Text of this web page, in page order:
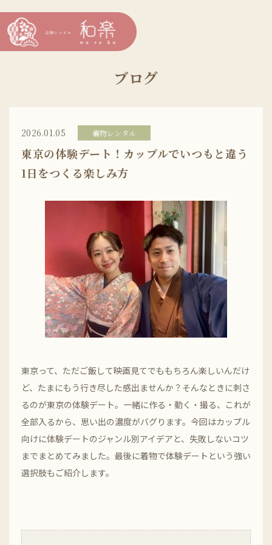
ブログ
2026.01.05 着物レンタル
東京の体験デート！カップルでいつもと違う
1日をつくる楽しみ方
東京って、ただご飯して映画見てでももちろん楽しいんだけ
ど、たまにもう行き尽した感出ませんか？そんなときに刺さ
るのが東京の体験デート。一緒に作る・動く・撮る、これが
全部入るから、思い出の濃度がバグります。今回はカップル
向けに体験デートのジャンル別アイデアと、失敗しないコツ
までまとめてみました。最後に着物で体験デートという強い
選択肢もご紹介します。